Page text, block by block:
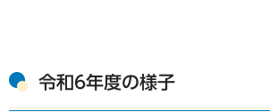
令和6年度の様子